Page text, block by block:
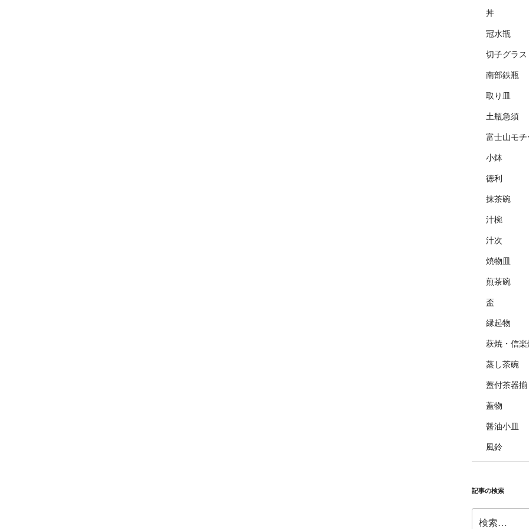
丼
冠水瓶
切子グラス
南部鉄瓶
取り皿
土瓶急須
富士山モチ
小鉢
徳利
抹茶碗
汁椀
汁次
焼物皿
煎茶碗
盃
縁起物
萩焼・信
蒸し茶碗
蓋付茶器揃
蓋物
醤油小皿
風鈴
記事の検索